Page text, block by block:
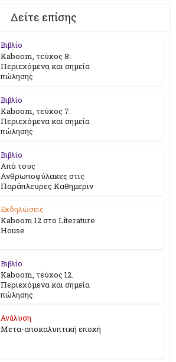
Δείτε επίσης
Βιβλίο
Kaboom, τεύχος 8:
Περιεχόμενα και σημεία
πώλησης
Βιβλίο
Kaboom, τεύχος 7.
Περιεχόμενα και σημεία
πώλησης
Βιβλίο
Από τους
Ανθρωποφύλακες στις
Παράπλευρες Καθημεριν
Εκδηλώσεις
Kaboom 12 στο Literature
House
Βιβλίο
Kaboom, τεύχος 12.
Περιεχόμενα και σημεία
πώλησης
Ανάλυση
Μετα-αποκαλυπτική εποχή